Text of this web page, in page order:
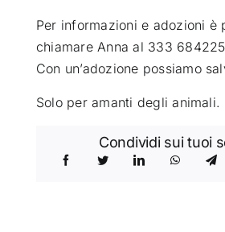
Per informazioni e adozioni è
chiamare Anna al 333
Con un’adozione possiamo
Solo per amanti degli animali.
Condividi sui tuoi